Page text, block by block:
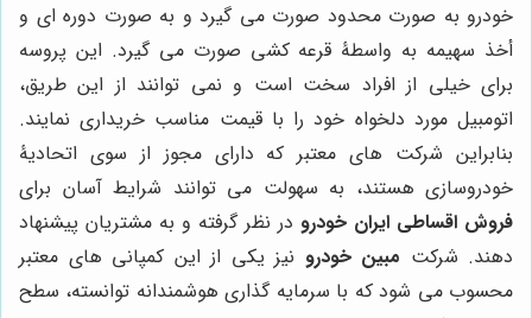
خودرو به صورت محدود صورت می گیرد و به صورت دوره ای و
أخذ سهیمه به واسطۀ قرعه کشی صورت می گیرد. این پروسه
برای خیلی از افراد سخت است و نمی توانند از این طریق،
اتومبیل مورد دلخواه خود را با قیمت مناسب خریداری نمایند.
بنابراین شرکت های معتبر که دارای مجوز از سوی اتحادیۀ
خودروسازی هستند، به سهولت می توانند شرایط آسان برای
فروش اقساطی ایران خودرو در نظر گرفته و به مشتریان پیشنهاد
دهند. شرکت مبین خودرو نیز یکی از این کمپانی های معتبر
محسوب می شود که با سرمایه گذاری هوشمندانه توانسته، سطح